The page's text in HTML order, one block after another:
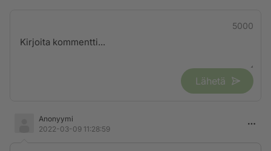
5000
Lähetä
Anonyymi
2022-03-09 11:28:59